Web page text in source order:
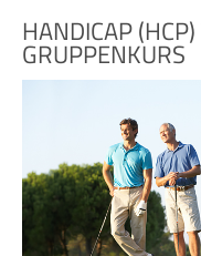
HANDICAP
GRUPPENKURS